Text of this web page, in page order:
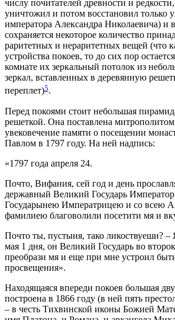
числу почитателей древности и
уничтожил и потом восстановил только
императора Александра Николаевича) и
сохраняется некоторое количество
раритетных и нераритетных вещей (что
устройства покоев, то до сих пор
комнате их зеркальный потолок из
зеркал, вставленных в деревянную
переплет)5.
Перед покоями стоит небольшая
решеткой. Она поставлена
увековечение памяти о посещении
Павлом в 1797 году. На ней надпись:
«1797 года апреля 24.
Почто, Вифания, сей год и день
державный Великий Государь
Государынею Императрицею и со всею
фамилиею благоволили посетити мя и
Почто ты, пустыня, тако ликоствуеши? –
мая 1 дня, он Великий Государь во
преобрази мя и еще при мне устроил
просвещения».
Находящаяся впереди покоев большая
построена в 1866 году (в ней пять
– в честь Тихвинской иконы Божией